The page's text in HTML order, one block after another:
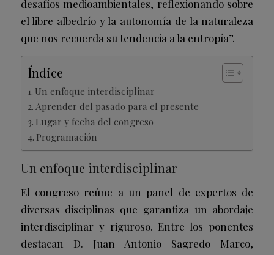
desafíos medioambientales, reflexionando sobre
el libre albedrío y la autonomía de la naturaleza
que nos recuerda su tendencia a la entropía”.
Índice
Un enfoque interdisciplinar
Aprender del pasado para el presente
Lugar y fecha del congreso
Programación
Un enfoque interdisciplinar
El congreso reúne a un panel de expertos de
diversas disciplinas que garantiza un abordaje
interdisciplinar y riguroso. Entre los ponentes
destacan D. Juan Antonio Sagredo Marco,